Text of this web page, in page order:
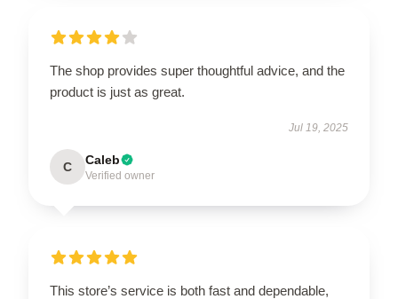
The shop provides super thoughtful advice, and the
product is just as great.
Jul 19, 2025
C Caleb
Verified owner
This store’s service is both fast and dependable,